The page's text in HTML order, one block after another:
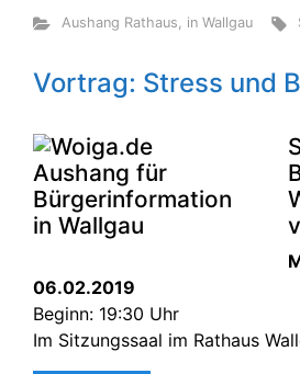
Aushang Rathaus, in Wallgau
Vortrag: Stress und
06.02.2019
Beginn: 19:30 Uhr
Im Sitzungssaal im Rathaus